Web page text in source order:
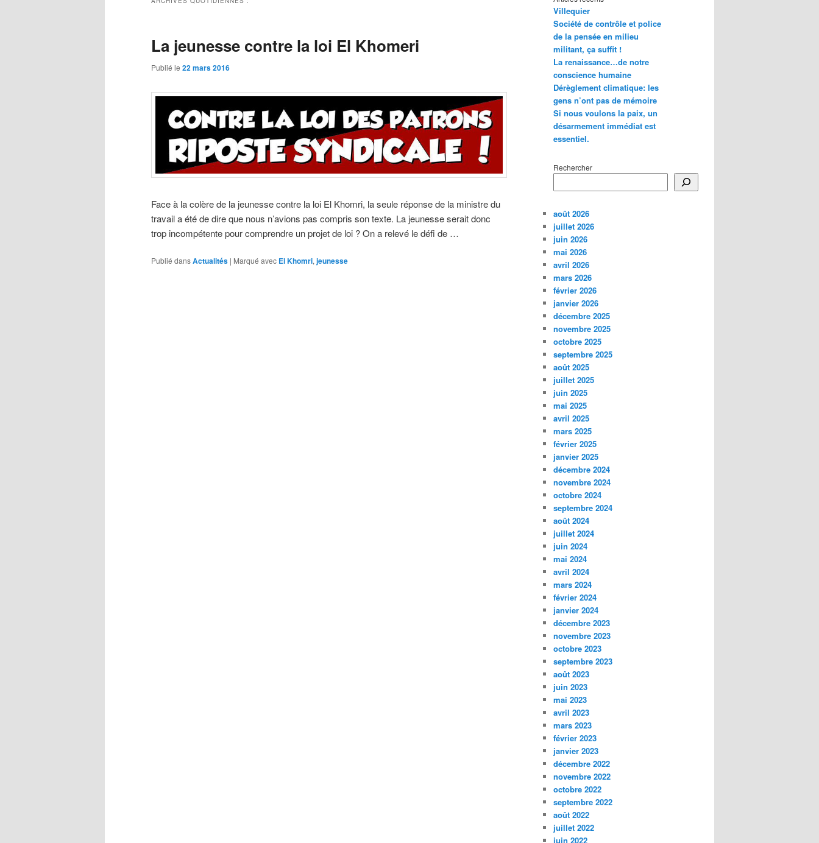
La jeunesse contre la loi El Khomeri
Publié le 22 mars 2016
Face à la colère de la jeunesse contre la loi El Khomri, la seule réponse de la ministre du
travail a été de dire que nous n’avions pas compris son texte. La jeunesse serait donc
trop incompétente pour comprendre un projet de loi ? On a relevé le défi de …
Publié dansActualités | Marqué avec El Khomri, jeunesse
Villequier
Société de contrôle et police
de la pensée en milieu
militant, ça suffit !
La renaissance…de notre
conscience humaine
Dérèglement climatique: les
gens n’ont pas de mémoire
Si nous voulons la paix, un
désarmement immédiat est
essentiel.
Rechercher
août 2026
juillet 2026
juin 2026
mai 2026
avril 2026
mars 2026
février 2026
janvier 2026
décembre 2025
novembre 2025
octobre 2025
septembre 2025
août 2025
juillet 2025
juin 2025
mai 2025
avril 2025
mars 2025
février 2025
janvier 2025
décembre 2024
novembre 2024
octobre 2024
septembre 2024
août 2024
juillet 2024
juin 2024
mai 2024
avril 2024
mars 2024
février 2024
janvier 2024
décembre 2023
novembre 2023
octobre 2023
septembre 2023
août 2023
juin 2023
mai 2023
avril 2023
mars 2023
février 2023
janvier 2023
décembre 2022
novembre 2022
octobre 2022
septembre 2022
août 2022
juillet 2022
juin 2022